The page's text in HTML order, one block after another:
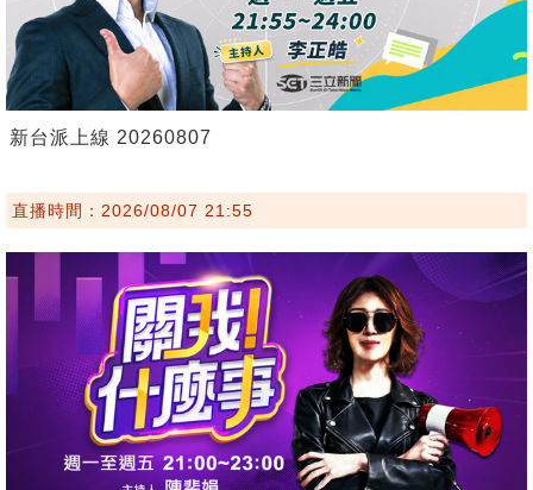
新台派上線 20260807
直播時間：2026/08/07 21:55